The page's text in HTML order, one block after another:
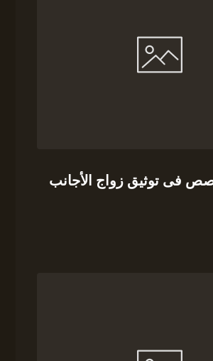
فى توثيق زواج الأجانب